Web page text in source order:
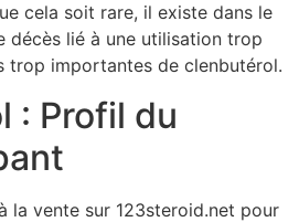
cela soit rare, il existe dans le
décès lié à une utilisation trop
trop importantes de clenbutérol.
: Profil du
la vente sur 123steroid.net pour